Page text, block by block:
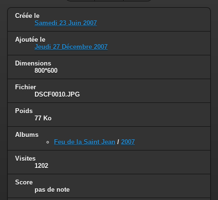
Créée le
Samedi 23 Juin 2007
Ajoutée le
Jeudi 27 Décembre 2007
Dimensions
800*600
Fichier
DSCF0010.JPG
Poids
77 Ko
Albums
Feu de la Saint Jean / 2007
Visites
1202
Score
pas de note